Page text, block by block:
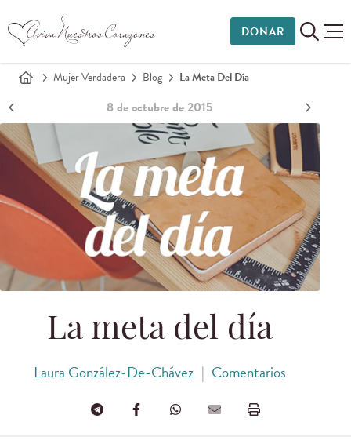
DONAR
Mujer Verdadera Blog La Meta Del Día
8 de octubre de 2015
La meta del día
Laura González-De-Chávez | Comentarios